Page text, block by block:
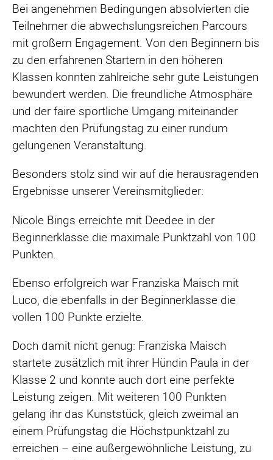
Bei angenehmen Bedingungen absolvierten die
Teilnehmer die abwechslungsreichen Parcours
mit großem Engagement. Von den Beginnern bis
zu den erfahrenen Startern in den höheren
Klassen konnten zahlreiche sehr gute Leistungen
bewundert werden. Die freundliche Atmosphäre
und der faire sportliche Umgang miteinander
machten den Prüfungstag zu einer rundum
gelungenen Veranstaltung.
Besonders stolz sind wir auf die herausragenden
Ergebnisse unserer Vereinsmitglieder:
Nicole Bings erreichte mit Deedee in der
Beginnerklasse die maximale Punktzahl von 100
Punkten.
Ebenso erfolgreich war Franziska Maisch mit
Luco, die ebenfalls in der Beginnerklasse die
vollen 100 Punkte erzielte.
Doch damit nicht genug: Franziska Maisch
startete zusätzlich mit ihrer Hündin Paula in der
Klasse 2 und konnte auch dort eine perfekte
Leistung zeigen. Mit weiteren 100 Punkten
gelang ihr das Kunststück, gleich zweimal an
einem Prüfungstag die Höchstpunktzahl zu
erreichen – eine außergewöhnliche Leistung, zu